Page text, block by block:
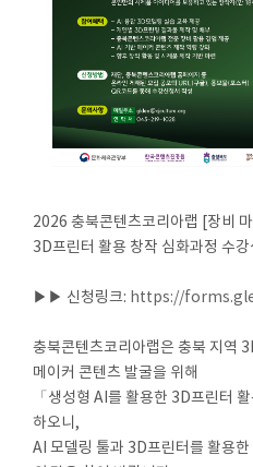
2026 충북콘텐츠코리아랩 [장비
3D프린터 활용 창작 심화과정 수강
▶▶ 신청링크: https://
충북콘텐츠코리아랩은 충북 지역
메이커 콘텐츠 발굴을 위해
「생성형 AI를 활용한 3D프린터
하오니,
AI 모델링 툴과 3D프린터를 활용